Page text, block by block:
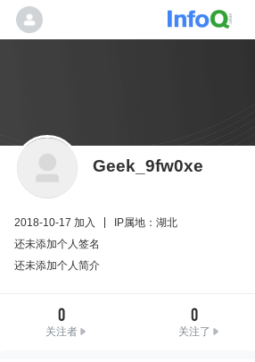
Geek_9fw0xe
2018-10-17 加入
IP属地：湖北
还未添加个人签名
还未添加个人简介
0
关注者
0
关注了